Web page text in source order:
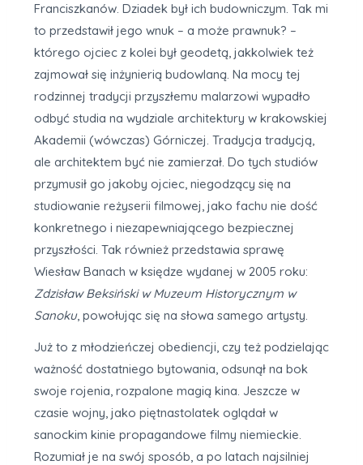
Franciszkanów. Dziadek był ich budowniczym. Tak mi
to przedstawił jego wnuk – a może prawnuk? –
którego ojciec z kolei był geodetą, jakkolwiek też
zajmował się inżynierią budowlaną. Na mocy tej
rodzinnej tradycji przyszłemu malarzowi wypadło
odbyć studia na wydziale architektury w krakowskiej
Akademii (wówczas) Górniczej. Tradycja tradycją,
ale architektem być nie zamierzał. Do tych studiów
przymusił go jakoby ojciec, niegodzący się na
studiowanie reżyserii filmowej, jako fachu nie dość
konkretnego i niezapewniającego bezpiecznej
przyszłości. Tak również przedstawia sprawę
Wiesław Banach w księdze wydanej w 2005 roku:
ZdzisławBeksiński w Muzeum Historycznym w
Sanoku, powołując się na słowa samego artysty.
Już to z młodzieńczej obediencji, czy też podzielając
ważność dostatniego bytowania, odsunął na bok
swoje rojenia, rozpalone magią kina. Jeszcze w
czasie wojny, jako piętnastolatek oglądał w
sanockim kinie propagandowe filmy niemieckie.
Rozumiał je na swój sposób, a po latach najsilniej